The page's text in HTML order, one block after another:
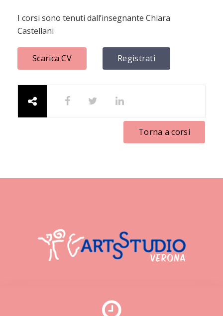
I corsi sono tenuti dall’insegnante Chiara
Castellani
Scarica CV Registrati
Torna a corsi